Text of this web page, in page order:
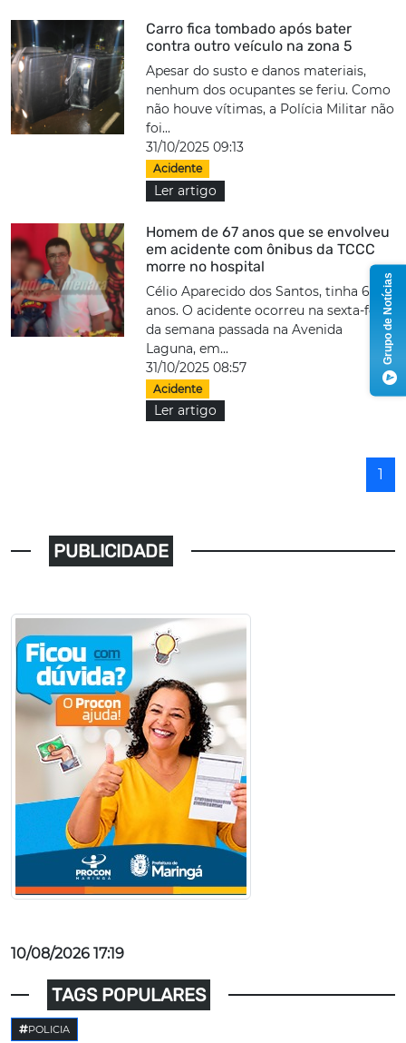
Carro fica tombado após bater
contra outro veículo na zona 5
Apesar do susto e danos materiais,
nenhum dos ocupantes se feriu. Como
não houve vítimas, a Polícia Militar não
foi...
31/10/2025 09:13
Acidente
Ler artigo
Homem de 67 anos que se envolveu
em acidente com ônibus da TCCC
morre no hospital
Célio Aparecido dos Santos, tinha 67
anos. O acidente ocorreu na sexta-feira
da semana passada na Avenida
Laguna, em...
31/10/2025 08:57
Acidente
Ler artigo
1
PUBLICIDADE
10/08/2026 17:19
TAGS POPULARES
POLICIA
Grupo de Notícias